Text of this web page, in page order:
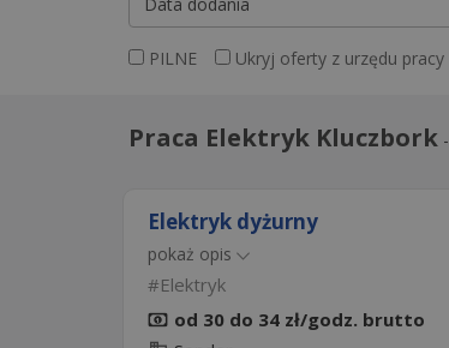
PILNE Ukryj oferty z urzędu pracy
Praca Elektryk Kluczbork -
Elektryk dyżurny
pokaż opis
Elektryk
od 30 do 34 zł/godz. brutto